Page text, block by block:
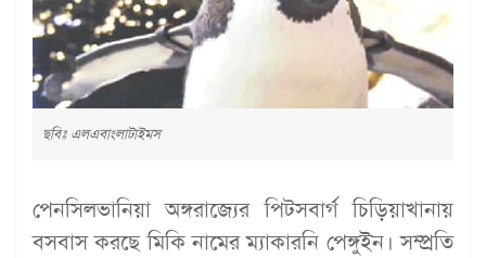
ছবিঃ এলএবাংলাটাইমস
পেনসিলভানিয়া অঙ্গরাজ্যের পিটসবার্গ চিড়িয়াখানায়
বসবাস করছে মিকি নামের ম্যাকারনি পেঙ্গুইন। সম্প্রতি